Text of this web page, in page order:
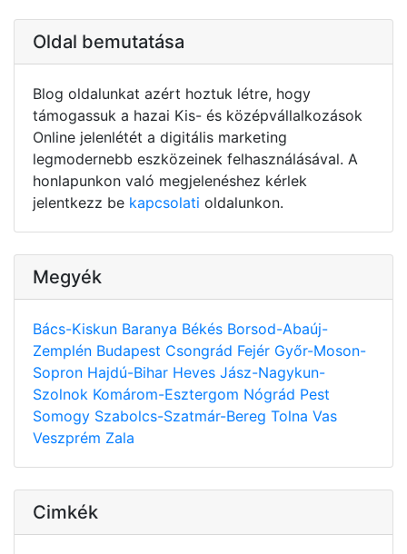
Oldal bemutatása
Blog oldalunkat azért hoztuk létre, hogy
támogassuk a hazai Kis- és középvállalkozások
Online jelenlétét a digitális marketing
legmodernebb eszközeinek felhasználásával. A
honlapunkon való megjelenéshez kérlek
jelentkezz be kapcsolati oldalunkon.
Megyék
Bács-Kiskun Baranya Békés Borsod-Abaúj-
Zemplén Budapest Csongrád Fejér Győr-Moson-
Sopron Hajdú-Bihar Heves Jász-Nagykun-
Szolnok Komárom-Esztergom Nógrád Pest
Somogy Szabolcs-Szatmár-Bereg Tolna Vas
Veszprém Zala
Cimkék